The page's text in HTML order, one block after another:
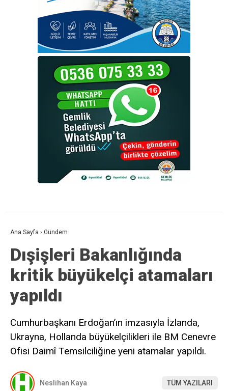
Ana Sayfa › Gündem
Dışişleri Bakanlığında
kritik büyükelçi atamaları
yapıldı
Cumhurbaşkanı Erdoğan’ın imzasıyla İzlanda,
Ukrayna, Hollanda büyükelçilikleri ile BM Cenevre
Ofisi Daimî Temsilciliğine yeni atamalar yapıldı.
Neslihan Kaya TÜM YAZILARI